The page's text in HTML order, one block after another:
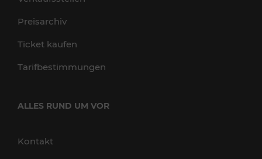
Preisarchiv
Ticket kaufen
Tarifbestimmungen
ALLES RUND UM VOR
Kontakt